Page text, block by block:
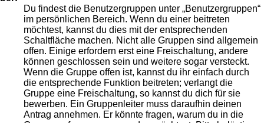
Du findest die Benutzergruppen unter „Benutzergruppen“
im persönlichen Bereich. Wenn du einer beitreten
möchtest, kannst du dies mit der entsprechenden
Schaltfläche machen. Nicht alle Gruppen sind allgemein
offen. Einige erfordern erst eine Freischaltung, andere
können geschlossen sein und weitere sogar versteckt.
Wenn die Gruppe offen ist, kannst du ihr einfach durch
die entsprechende Funktion beitreten; verlangt die
Gruppe eine Freischaltung, so kannst du dich für sie
bewerben. Ein Gruppenleiter muss daraufhin deinen
Antrag annehmen. Er könnte fragen, warum du in die